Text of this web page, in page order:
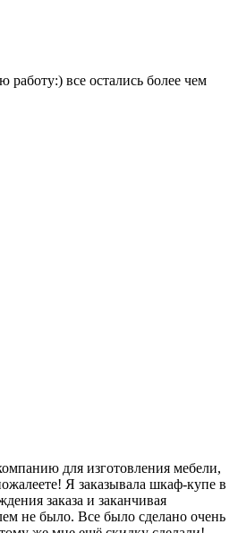
все остались более чем
для изготовления мебели,
Я заказывала шкаф-купе в
заказа и заканчивая
не было. Все было сделано очень